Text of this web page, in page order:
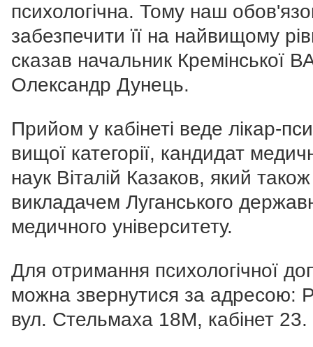
психологічна. Тому наш
забезпечити її на найвищому
сказав начальник Кремінської
Олександр Дунець.
Прийом у кабінеті веде лікар-
вищої категорії, кандидат
наук Віталій Казаков, який
викладачем Луганського
медичного університету.
Для отримання психологічної
можна звернутися за адресою:
вул. Стельмаха 18М, кабінет 23.